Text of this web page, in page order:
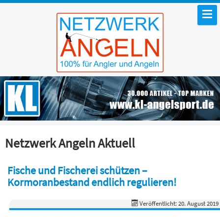
Netzwerk Angeln Aktuell
Fische und Fischerei schützen –
Kormoranbestand endlich regulieren!
Veröffentlicht: 20. August 2019